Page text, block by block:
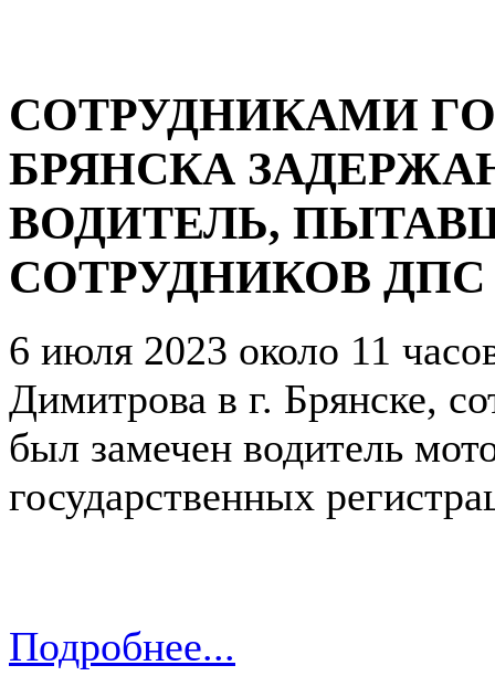
СОТРУДНИКАМИ
БРЯНСКА
ВОДИТЕЛЬ,
СОТРУДНИКОВ ДПС
6 июля 2023 около 11
Димитрова в г. Брянске,
был замечен водитель
государственных
Подробнее...